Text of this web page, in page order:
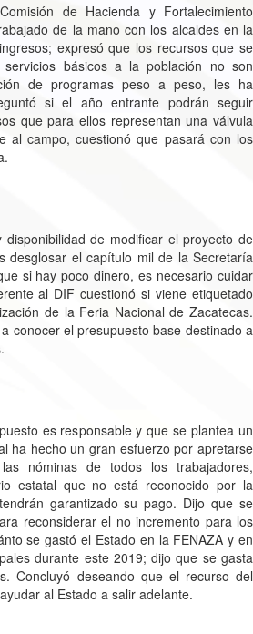
de Hacienda y Fortalecimiento
de la mano con los alcaldes en la
expresó que los recursos que se
básicos a la población no son
de programas peso a peso, les ha
si el año entrante podrán seguir
que para ellos representan una válvula
al campo, cuestionó que pasará con los
de modificar el proyecto de
desglosar el capítulo mil de la Secretaría
si hay poco dinero, es necesario cuidar
al DIF cuestionó si viene etiquetado
de la Feria Nacional de Zacatecas.
conocer el presupuesto base destinado a
es responsable y que se plantea un
ha hecho un gran esfuerzo por apretarse
nóminas de todos los trabajadores,
estatal que no está reconocido por la
garantizado su pago. Dijo que se
reconsiderar el no incremento para los
se gastó el Estado en la FENAZA y en
durante este 2019; dijo que se gasta
Concluyó deseando que el recurso del
al Estado a salir adelante.